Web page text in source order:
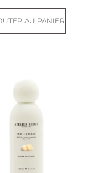
AU PANIER